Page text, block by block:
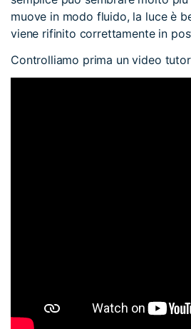
muove in modo fluido, la luce è
viene rifinito correttamente in
Controlliamo prima un video